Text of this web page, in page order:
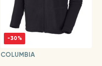
-30%
COLUMBIA